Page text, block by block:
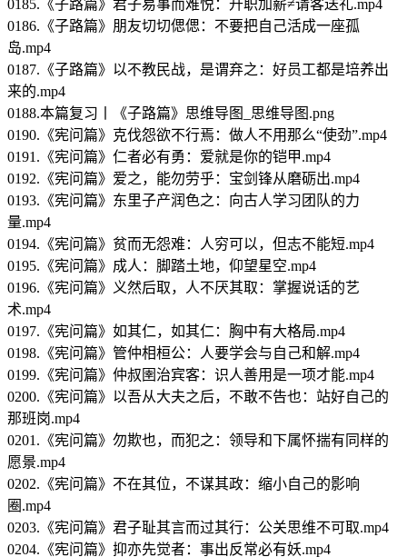
0185.《子路篇》君子易事而难悦：升职加薪≠请客送礼.mp4
0186.《子路篇》朋友切切偲偲：不要把自己活成一座孤
岛.mp4
0187.《子路篇》以不教民战，是谓弃之：好员工都是培养出
来的.mp4
0188.本篇复习丨《子路篇》思维导图_思维导图.png
0190.《宪问篇》克伐怨欲不行焉：做人不用那么“使劲”.mp4
0191.《宪问篇》仁者必有勇：爱就是你的铠甲.mp4
0192.《宪问篇》爱之，能勿劳乎：宝剑锋从磨砺出.mp4
0193.《宪问篇》东里子产润色之：向古人学习团队的力
量.mp4
0194.《宪问篇》贫而无怨难：人穷可以，但志不能短.mp4
0195.《宪问篇》成人：脚踏土地，仰望星空.mp4
0196.《宪问篇》义然后取，人不厌其取：掌握说话的艺
术.mp4
0197.《宪问篇》如其仁，如其仁：胸中有大格局.mp4
0198.《宪问篇》管仲相桓公：人要学会与自己和解.mp4
0199.《宪问篇》仲叔圉治宾客：识人善用是一项才能.mp4
0200.《宪问篇》以吾从大夫之后，不敢不告也：站好自己的
那班岗.mp4
0201.《宪问篇》勿欺也，而犯之：领导和下属怀揣有同样的
愿景.mp4
0202.《宪问篇》不在其位，不谋其政：缩小自己的影响
圈.mp4
0203.《宪问篇》君子耻其言而过其行：公关思维不可取.mp4
0204.《宪问篇》抑亦先觉者：事出反常必有妖.mp4